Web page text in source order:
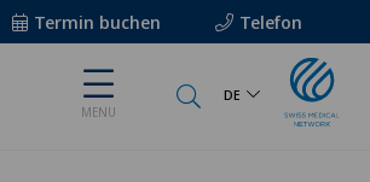
Termin buchen Telefon
MENU
DE